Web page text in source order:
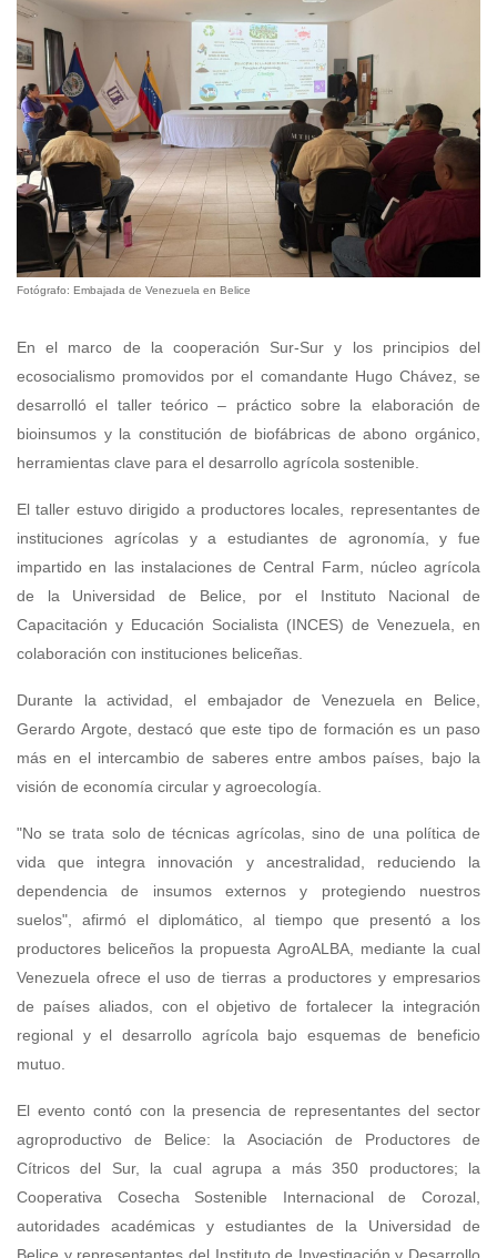
Fotógrafo: Embajada de Venezuela en Belice
En el marco de la cooperación Sur-Sur y los principios del
ecosocialismo promovidos por el comandante Hugo Chávez, se
desarrolló el taller teórico – práctico sobre la elaboración de
bioinsumos y la constitución de biofábricas de abono orgánico,
herramientas clave para el desarrollo agrícola sostenible.
El taller estuvo dirigido a productores locales, representantes de
instituciones agrícolas y a estudiantes de agronomía, y fue
impartido en las instalaciones de Central Farm, núcleo agrícola
de la Universidad de Belice, por el Instituto Nacional de
Capacitación y Educación Socialista (INCES) de Venezuela, en
colaboración con instituciones beliceñas.
Durante la actividad, el embajador de Venezuela en Belice,
Gerardo Argote, destacó que este tipo de formación es un paso
más en el intercambio de saberes entre ambos países, bajo la
visión de economía circular y agroecología.
"No se trata solo de técnicas agrícolas, sino de una política de
vida que integra innovación y ancestralidad, reduciendo la
dependencia de insumos externos y protegiendo nuestros
suelos", afirmó el diplomático, al tiempo que presentó a los
productores beliceños la propuesta AgroALBA, mediante la cual
Venezuela ofrece el uso de tierras a productores y empresarios
de países aliados, con el objetivo de fortalecer la integración
regional y el desarrollo agrícola bajo esquemas de beneficio
mutuo.
El evento contó con la presencia de representantes del sector
agroproductivo de Belice: la Asociación de Productores de
Cítricos del Sur, la cual agrupa a más 350 productores; la
Cooperativa Cosecha Sostenible Internacional de Corozal,
autoridades académicas y estudiantes de la Universidad de